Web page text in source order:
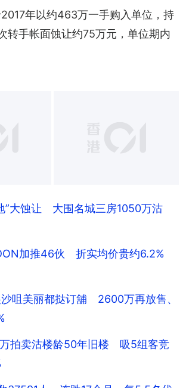
年以约463万一手购入单位，持
转手帐面蚀让约75万元，单位期内
”大蚀让 大围名城三房1050万沽
加推46伙 折实均价贵约6.2%
咀美丽都挞订舖 2600万再放售、
拍卖沽楼龄50年旧楼 吸5组客竞